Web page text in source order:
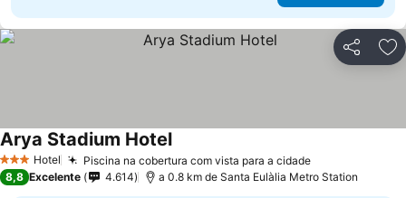
Partilhar
3 EstrelasHotel Piscina na cobertura com vista para a cidadeVer preços
Arya Stadium HotelVer preços
8,8 Excelente 4.614 a 0.8 km de Santa Eulàlia Metro Station